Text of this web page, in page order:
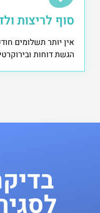
סוף לריצות
אין יותר תשלומים
הגשת דוחות